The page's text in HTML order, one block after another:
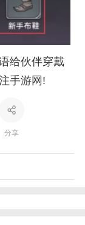
给伙伴穿戴
手游网!
分享